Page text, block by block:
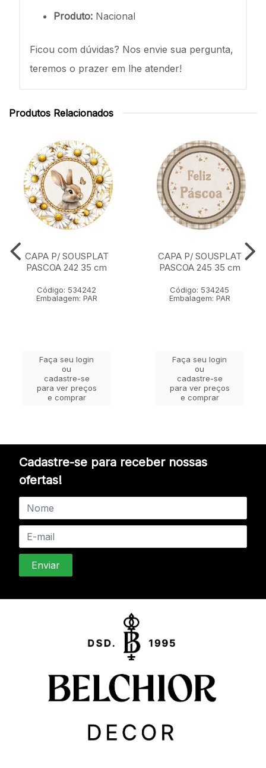
Produto: Nacional
Ficou com dúvidas? Nos envie sua pergunta,
teremos o prazer em lhe atender!
Produtos Relacionados
CAPA P/ SOUSPLAT
PASCOA 242 35 cm
Código: 534242
Embalagem: PAR
Faça seu login
ou
cadastre-se
para ver preços
e comprar
CAPA P/ SOUSPLAT
PASCOA 245 35 cm
Código: 534245
Embalagem: PAR
Faça seu login
ou
cadastre-se
para ver preços
e comprar
Cadastre-se para receber nossas
ofertas!